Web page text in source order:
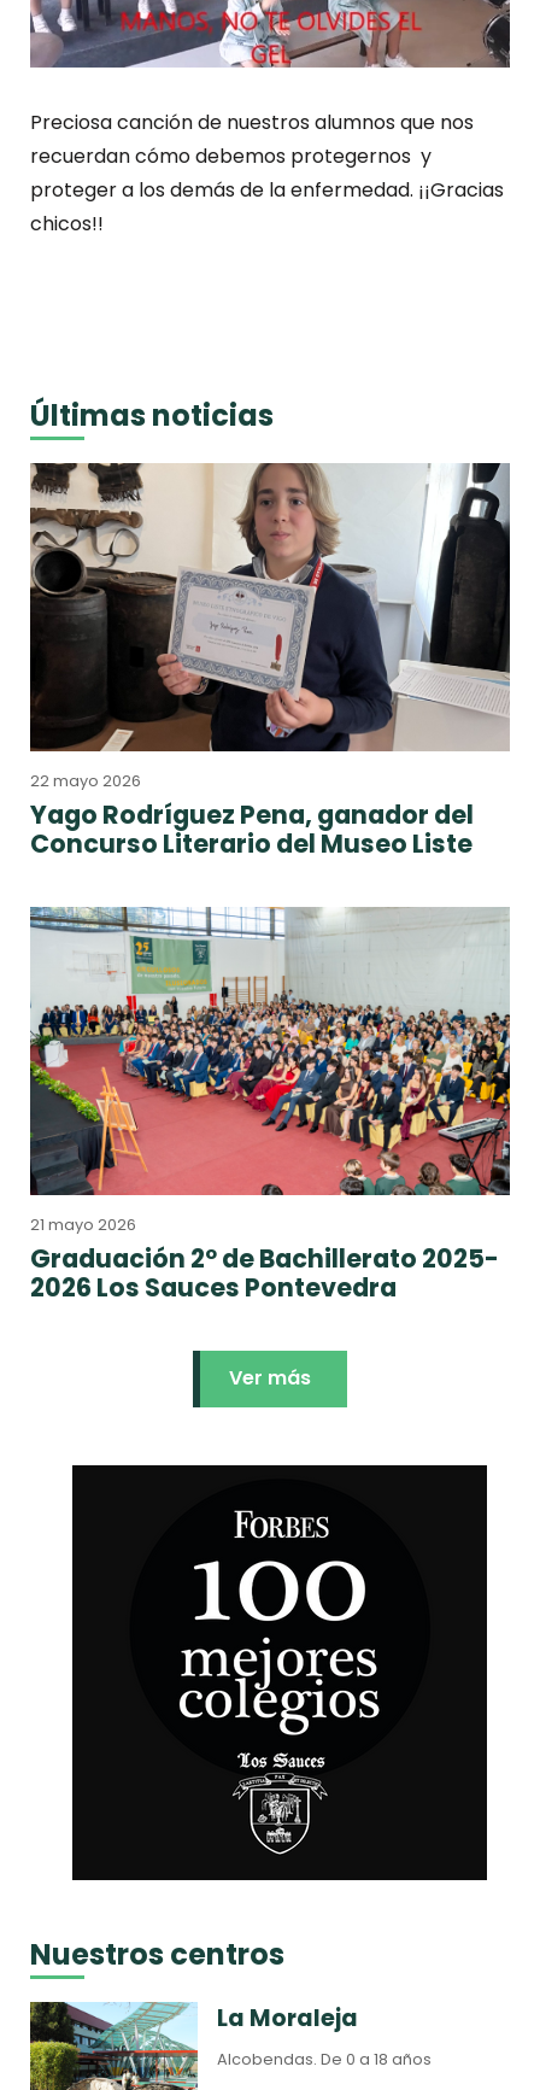
Preciosa canción de nuestros alumnos que nos
recuerdan cómo debemos protegernos y
proteger a los demás de la enfermedad. ¡¡Gracias
chicos!!
Últimas noticias
22 mayo 2026
Yago Rodríguez Pena, ganador del
Concurso Literario del Museo Liste
21 mayo 2026
Graduación 2º de Bachillerato 2025-
2026 Los Sauces Pontevedra
Ver más
Nuestros centros
La Moraleja
Alcobendas.De 0 a 18 años